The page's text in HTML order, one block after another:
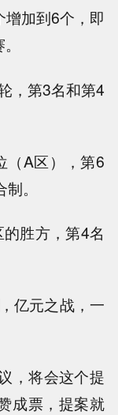
加到6个，即
，第3名和第4
（A区），第6
。
胜方，第4名
亿元之战，一
，将会这个提
成票，提案就